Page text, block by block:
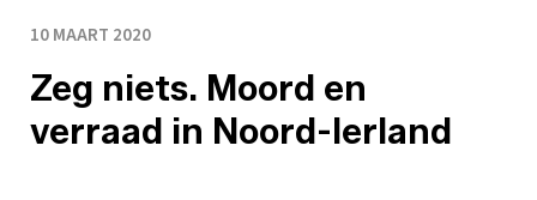
10 MAART 2020
Zeg niets. Moord en
verraad in Noord-Ierland